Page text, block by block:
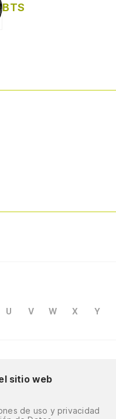
BTS
U V W X Y
sitio web
de uso y privacidad